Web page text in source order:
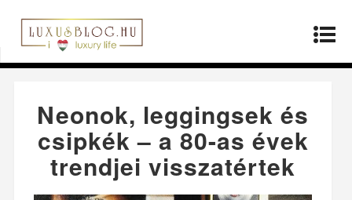
Kezdőlap»Termékek
Neonok, leggingsek és
csipkék – a 80-as évek trendjei visszatértek
Neonok, leggingsek és
csipkék – a 80-as évek
trendjei visszatértek